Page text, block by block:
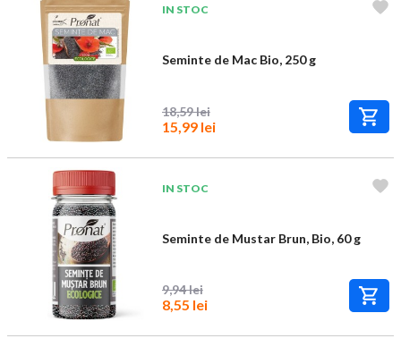
IN STOC
Seminte de Mac Bio, 250 g
18,59 lei
15,99 lei
IN STOC
Seminte de Mustar Brun, Bio, 60 g
9,94 lei
8,55 lei